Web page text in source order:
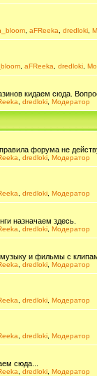
aFReeka dredloki
aFReeka dredloki
кидаем сюда.
dredloki Модератор
форума не
dredloki Модератор
dredloki Модератор
назначаем здесь.
dredloki Модератор
и фильмы с
dredloki Модератор
dredloki Модератор
dredloki Модератор
сюда...
dredloki Модератор